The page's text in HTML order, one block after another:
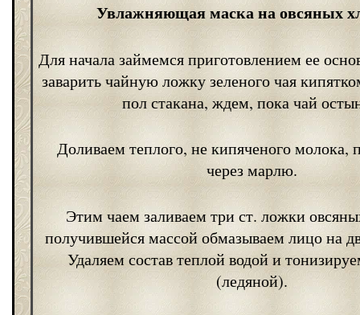
Увлажняющая маска на овсяных
Для начала займемся приготовлением ее
заварить чайную ложку зеленого чая
пол стакана, ждем, пока чай
Доливаем теплого, не кипяченого молока,
через марлю.
Этим чаем заливаем три ст. ложки
получившейся массой обмазываем лицо на
Удаляем состав теплой водой и
(ледяной).